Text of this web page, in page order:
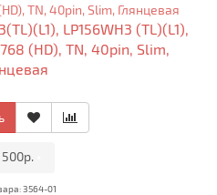
LP156WH3 (TL)(L1),
(HD), TN, 40pin, Slim,
500р.
3564-01